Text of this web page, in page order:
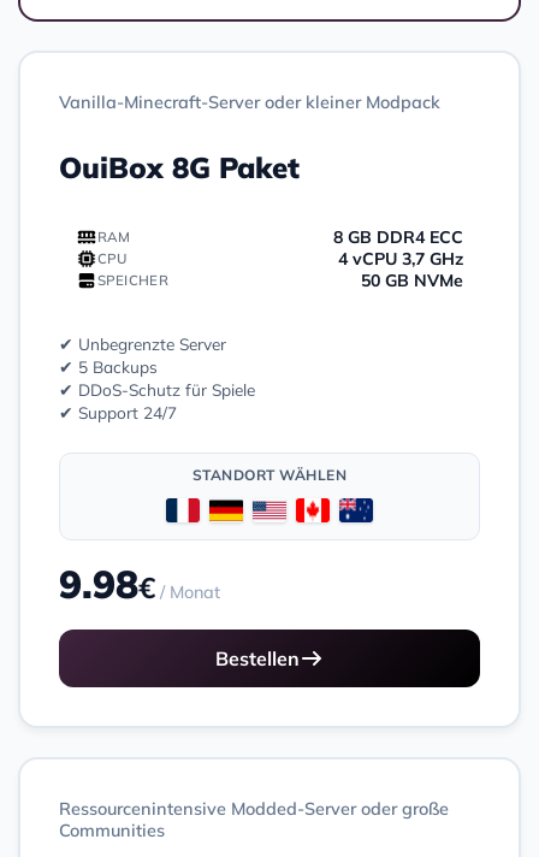
Vanilla-Minecraft-Server oder kleiner Modpack
OuiBox 8G Paket
RAM 8 GB DDR4 ECC
CPU 4 vCPU 3,7 GHz
SPEICHER 50 GB NVMe
✔ Unbegrenzte Server
✔ 5 Backups
✔ DDoS-Schutz für Spiele
✔ Support 24/7
STANDORT WÄHLEN
9.98€ / Monat
Bestellen
Ressourcenintensive Modded-Server oder große
Communities